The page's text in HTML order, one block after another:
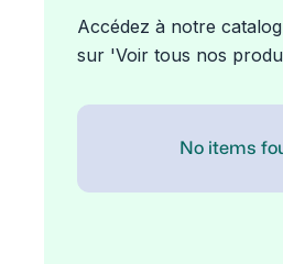
Accédez à notre
sur 'Voir tous nos
No items